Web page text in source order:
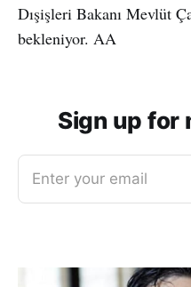
Dışişleri Bakanı Mevlüt
bekleniyor. AA
Sign up for
Enter your email